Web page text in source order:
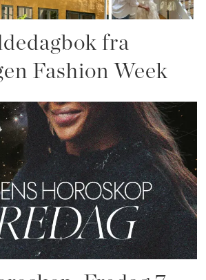
fra
Fashion Week